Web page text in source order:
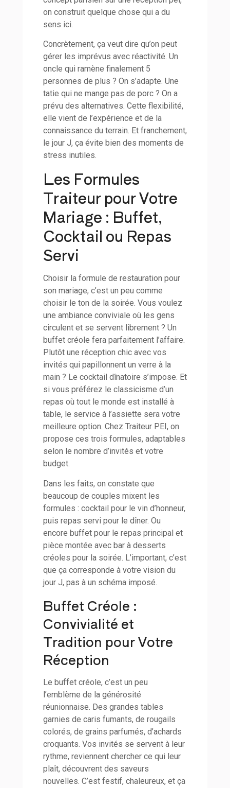
on construit quelque chose qui a du
sens ici.
Concrètement, ça veut dire qu’on peut
gérer les imprévus avec réactivité. Un
oncle qui ramène finalement 5
personnes de plus ? On s’adapte. Une
tatie qui ne mange pas de porc ? On a
prévu des alternatives. Cette flexibilité,
elle vient de l’expérience et de la
connaissance du terrain. Et franchement,
le jour J, ça évite bien des moments de
stress inutiles.
Les Formules
Traiteur pour Votre
Mariage : Buffet,
Cocktail ou Repas
Servi
Choisir la formule de restauration pour
son mariage, c’est un peu comme
choisir le ton de la soirée. Vous voulez
une ambiance conviviale où les gens
circulent et se servent librement ? Un
buffet créole fera parfaitement l’affaire.
Plutôt une réception chic avec vos
invités qui papillonnent un verre à la
main ? Le cocktail dînatoire s’impose. Et
si vous préférez le classicisme d’un
repas où tout le monde est installé à
table, le service à l’assiette sera votre
meilleure option. Chez Traiteur PEI, on
propose ces trois formules, adaptables
selon le nombre d’invités et votre
budget.
Dans les faits, on constate que
beaucoup de couples mixent les
formules : cocktail pour le vin d’honneur,
puis repas servi pour le dîner. Ou
encore buffet pour le repas principal et
pièce montée avec bar à desserts
créoles pour la soirée. L’important, c’est
que ça corresponde à votre vision du
jour J, pas à un schéma imposé.
Buffet Créole :
Convivialité et
Tradition pour Votre
Réception
Le buffet créole, c’est un peu
l’emblème de la générosité
réunionnaise. Des grandes tables
garnies de caris fumants, de rougails
colorés, de grains parfumés, d’achards
croquants. Vos invités se servent à leur
rythme, reviennent chercher ce qui leur
plaît, découvrent des saveurs
nouvelles. C’est festif, chaleureux, et ça